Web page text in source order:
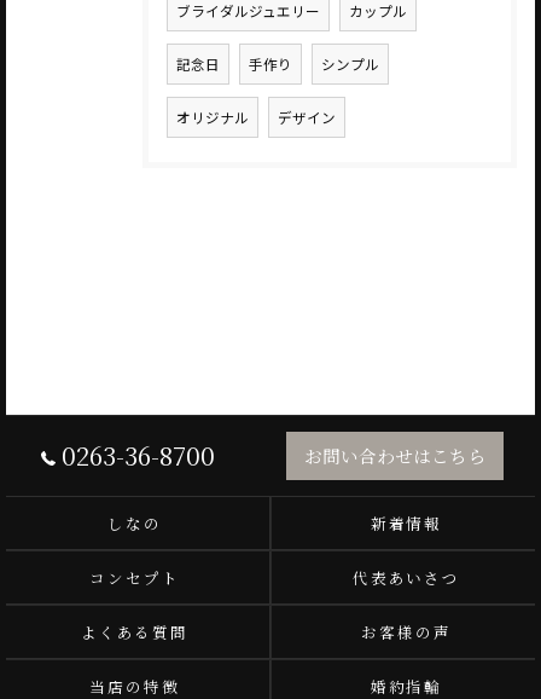
ブライダルジュエリー カップル
記念日 手作り シンプル
オリジナル デザイン
0263-36-8700 お問い合わせはこちら
しなの 新着情報
コンセプト 代表あいさつ
よくある質問 お客様の声
当店の特徴 婚約指輪